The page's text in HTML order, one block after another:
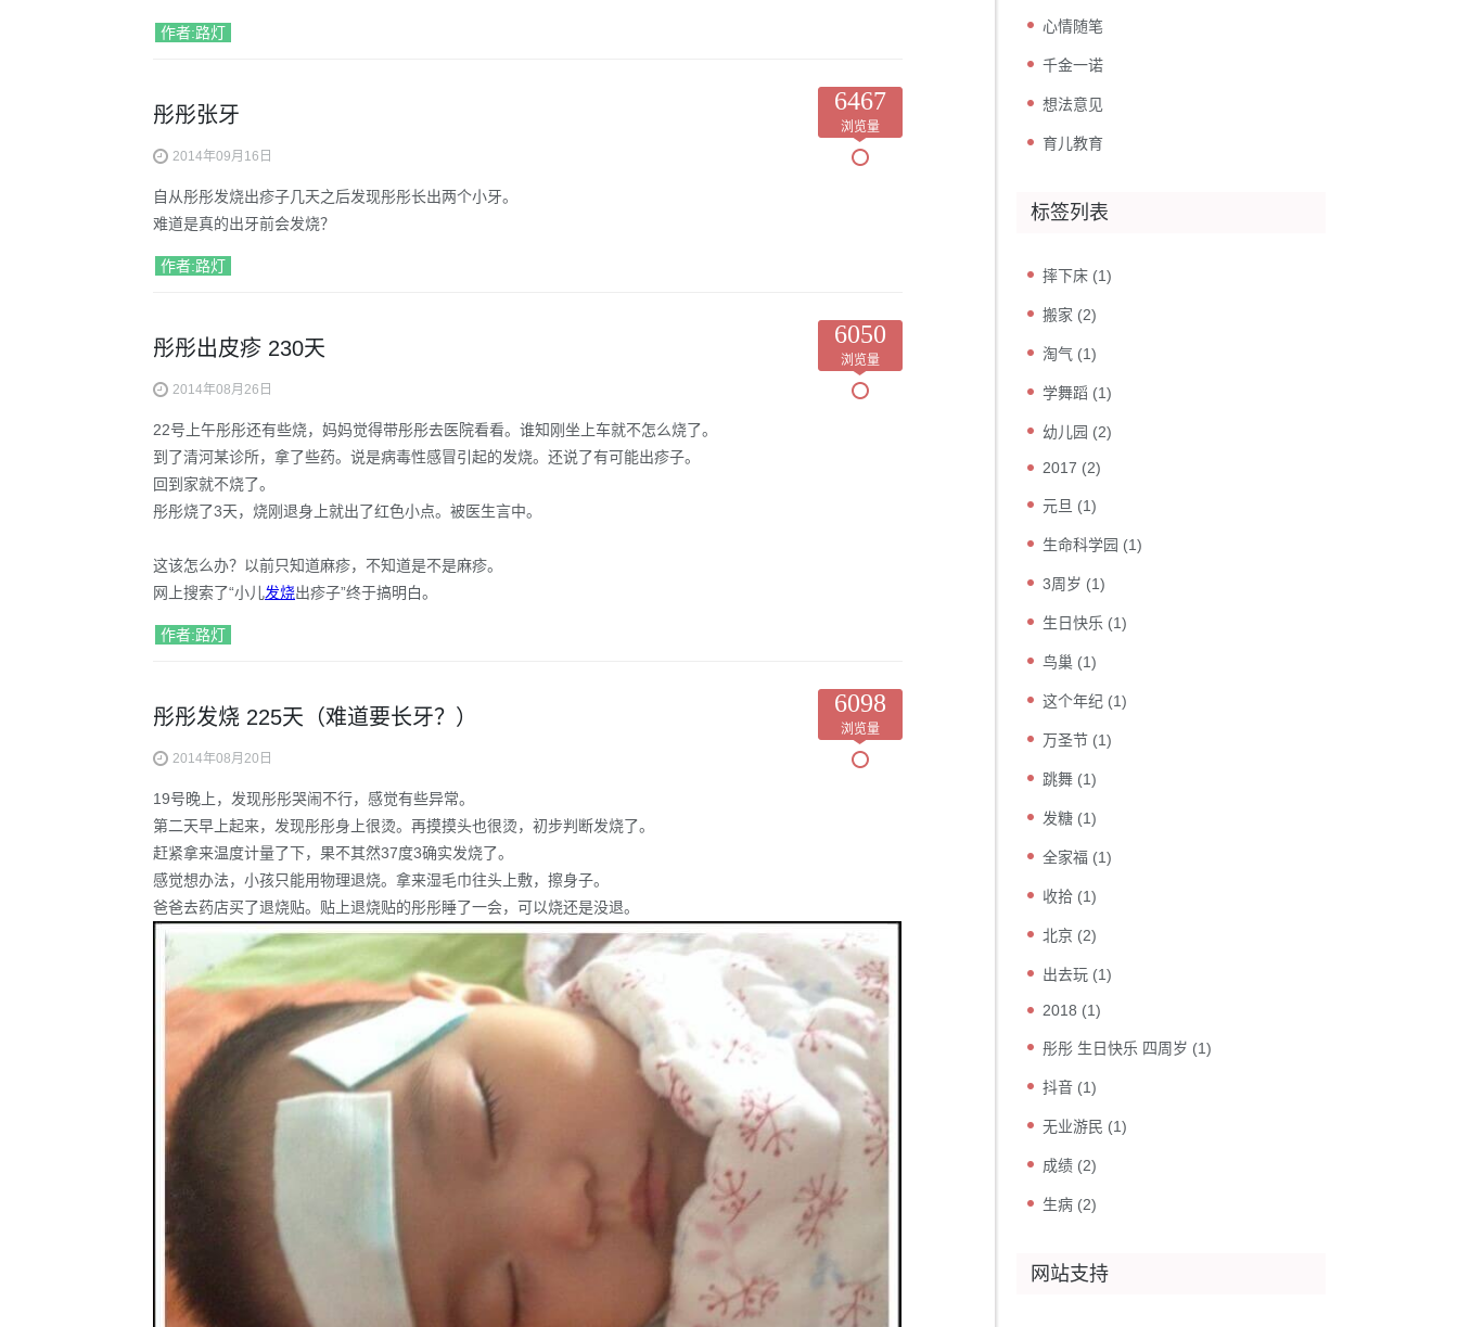
作者:路灯
彤彤张牙
2014年09月16日
6467
浏览量
自从彤彤发烧出疹子几天之后发现彤彤长出两个小牙。
难道是真的出牙前会发烧？
作者:路灯
彤彤出皮疹 230天
2014年08月26日
6050
浏览量
22号上午彤彤还有些烧，妈妈觉得带彤彤去医院看看。谁知刚坐上车就不怎么烧了。
到了清河某诊所，拿了些药。说是病毒性感冒引起的发烧。还说了有可能出疹子。
回到家就不烧了。
彤彤烧了3天，烧刚退身上就出了红色小点。被医生言中。
这该怎么办？以前只知道麻疹，不知道是不是麻疹。
网上搜索了“小儿发烧出疹子”终于搞明白。
作者:路灯
彤彤发烧 225天（难道要长牙？）
2014年08月20日
6098
浏览量
19号晚上，发现彤彤哭闹不行，感觉有些异常。
第二天早上起来，发现彤彤身上很烫。再摸摸头也很烫，初步判断发烧了。
赶紧拿来温度计量了下，果不其然37度3确实发烧了。
感觉想办法，小孩只能用物理退烧。拿来湿毛巾往头上敷，擦身子。
爸爸去药店买了退烧贴。贴上退烧贴的彤彤睡了一会，可以烧还是没退。
心情随笔
千金一诺
想法意见
育儿教育
标签列表
摔下床 (1)
搬家 (2)
淘气 (1)
学舞蹈 (1)
幼儿园 (2)
2017 (2)
元旦 (1)
生命科学园 (1)
3周岁 (1)
生日快乐 (1)
鸟巢 (1)
这个年纪 (1)
万圣节 (1)
跳舞 (1)
发糖 (1)
全家福 (1)
收拾 (1)
北京 (2)
出去玩 (1)
2018 (1)
彤彤 生日快乐 四周岁 (1)
抖音 (1)
无业游民 (1)
成绩 (2)
生病 (2)
网站支持